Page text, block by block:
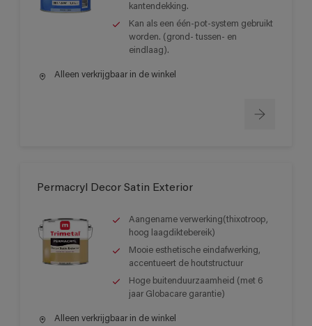
kantendekking.
Kan als een één-pot-system gebruikt
worden. (grond- tussen- en
eindlaag).
Alleen verkrijgbaar in de winkel
Permacryl Decor Satin Exterior
Aangename verwerking(thixotroop,
hoog laagdiktebereik)
Mooie esthetische eindafwerking,
accentueert de houtstructuur
Hoge buitenduurzaamheid (met 6
jaar Globacare garantie)
Alleen verkrijgbaar in de winkel